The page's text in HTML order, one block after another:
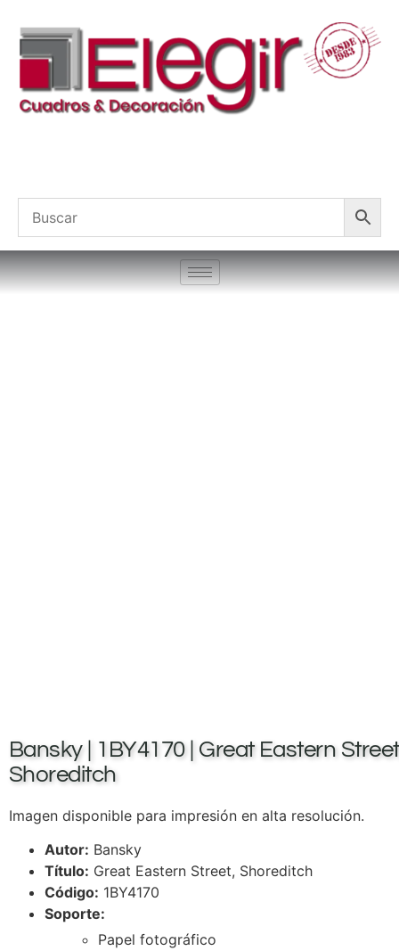
Bansky | 1BY4170 | Great Eastern
Shoreditch
Imagen disponible para impresión en alta resolución.
Autor: Bansky
Título: Great Eastern Street, Shoreditch
Código: 1BY4170
Soporte:
Papel fotográfico